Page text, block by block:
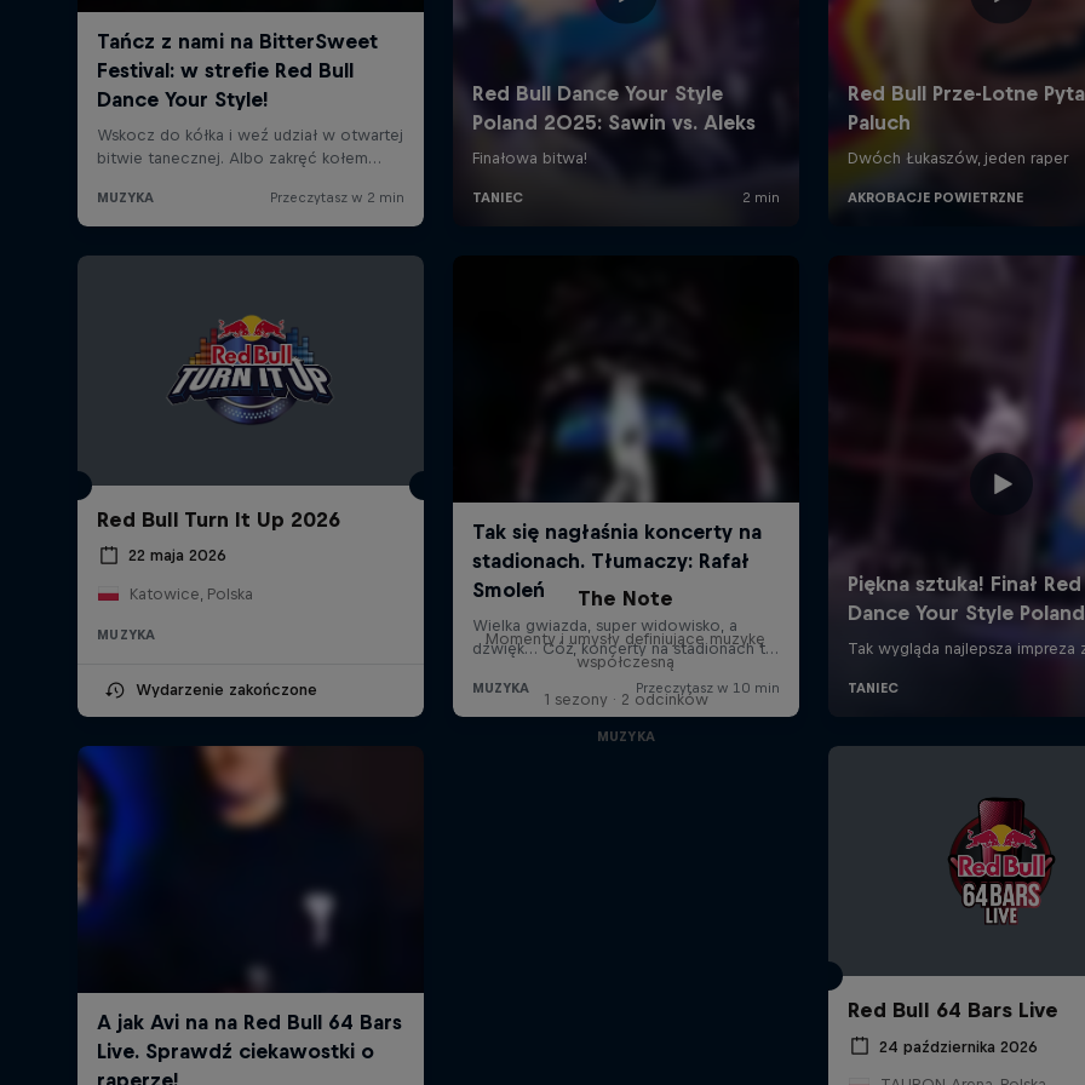
Red Bull Turn It Up 2026
22 maja 2026
Katowice, Polska
MUZYKA
Wydarzenie zakończone
The Note
Momenty i umysły definiujące muzykę
współczesną
1 sezony · 2 odcinków
MUZYKA
Red Bull 64 Bars Live
24 października 2026